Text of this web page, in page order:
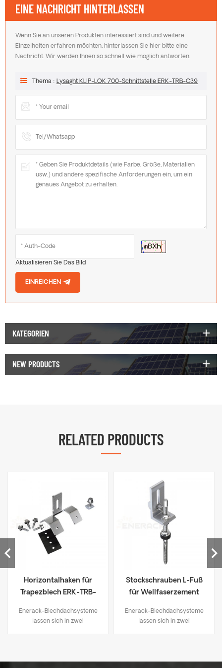
EINE NACHRICHT HINTERLASSEN
Wenn Sie an unseren Produkten interessiert sind und weitere
Einzelheiten erfahren möchten, hinterlassen Sie hier bitte eine
Nachricht. Wir werden Ihnen so schnell wie möglich antworten.
Thema : Lysaght KLIP-LOK 700-Schnittstelle ERK-TRB-C39
Aktualisieren Sie Das Bild
EINREICHEN
KATEGORIEN
NEW PRODUCTS
RELATED PRODUCTS
Horizontalhaken für
Trapezblech ERK-TRB-
Enerack-Blechdachsysteme
lassen sich in zwei
Stockschrauben, T-Haken
Stockschrauben L-Fuß
für Wellfaserzement
Enerack-Blechdachsysteme
lassen sich in zwei
Stockschrauben, T-Haken